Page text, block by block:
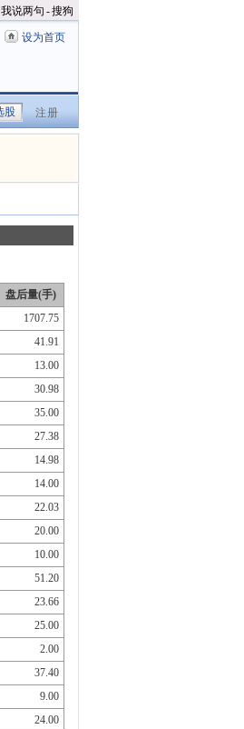
我说两句 -搜狗
设为首页
注册
盘后量(手)
1707.75
41.91
13.00
30.98
35.00
27.38
14.98
14.00
22.03
20.00
10.00
51.20
23.66
25.00
2.00
37.40
9.00
24.00